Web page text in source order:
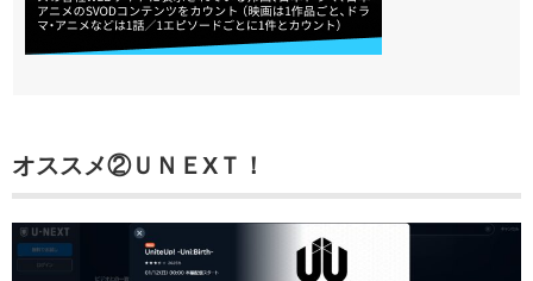
オススメ②ＵＮＥXＴ！